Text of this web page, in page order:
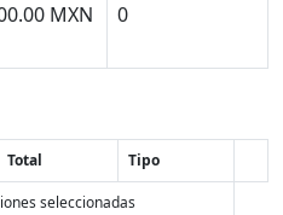
MXN 0
Total Tipo
seleccionadas